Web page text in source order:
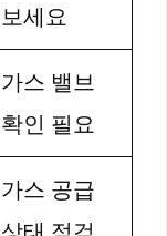
보세요
가스 밸브
확인 필요
가스 공급